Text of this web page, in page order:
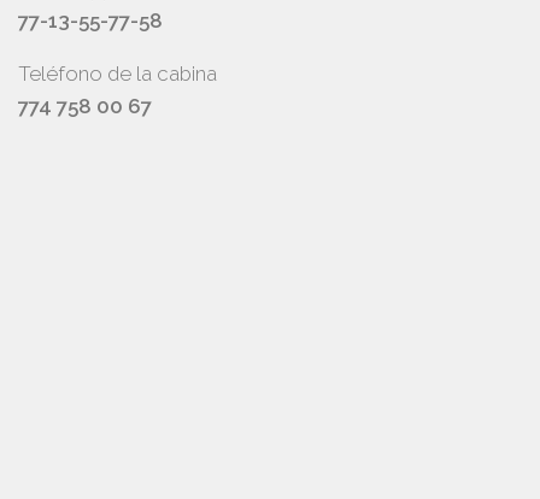
77-13-55-77-58
Teléfono de la cabina
774 758 00 67